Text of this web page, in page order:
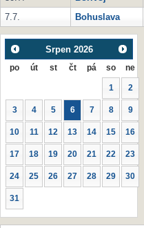
7.7.
Bohuslava
Srpen 2026
po út st čt pá so ne
1 2
3 4 5 6 7 8 9
10 11 12 13 14 15 16
17 18 19 20 21 22 23
24 25 26 27 28 29 30
31